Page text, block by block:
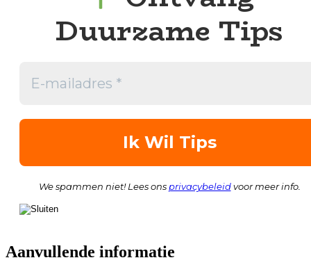
Duurzame Tips
We spammen niet! Lees ons privacybeleidvoor meer info.
Aanvullende informatie